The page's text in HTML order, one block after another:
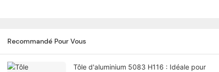
Recommandé Pour Vous
Tôle d'aluminium 5083 H116 : Idéale pour